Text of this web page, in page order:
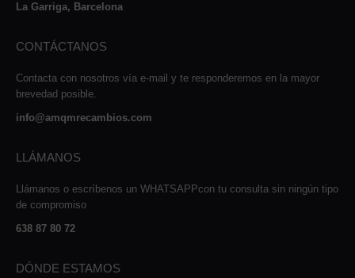
La Garriga, Barcelona
CONTÁCTANOS
Contacta con nosotros vía e-mail y te responderemos en la mayor
brevedad posible.
info@amqmrecambios.com
LLÁMANOS
Llámanos o escríbenos un WHATSAPPcon tu consulta sin ningún tipo
de compromiso
638 87 80 72
DÓNDE ESTAMOS